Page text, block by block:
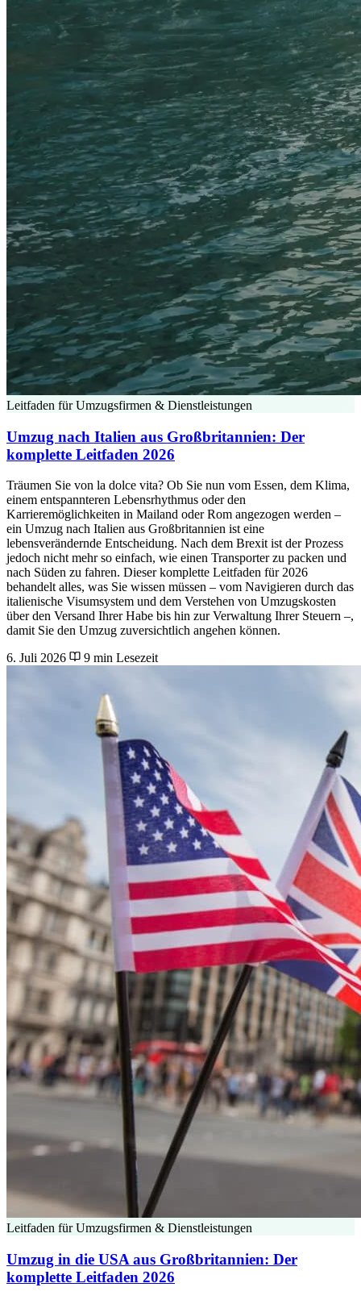
Leitfaden für Umzugsfirmen & Dienstleistungen
Umzug nach Italien aus Großbritannien: Der
komplette Leitfaden 2026
Träumen Sie von la dolce vita? Ob Sie nun vom Essen, dem Klima,
einem entspannteren Lebensrhythmus oder den
Karrieremöglichkeiten in Mailand oder Rom angezogen werden –
ein Umzug nach Italien aus Großbritannien ist eine
lebensverändernde Entscheidung. Nach dem Brexit ist der Prozess
jedoch nicht mehr so einfach, wie einen Transporter zu packen und
nach Süden zu fahren. Dieser komplette Leitfaden für 2026
behandelt alles, was Sie wissen müssen – vom Navigieren durch das
italienische Visumsystem und dem Verstehen von Umzugskosten
über den Versand Ihrer Habe bis hin zur Verwaltung Ihrer Steuern –,
damit Sie den Umzug zuversichtlich angehen können.
6. Juli 2026
9 min Lesezeit
Leitfaden für Umzugsfirmen & Dienstleistungen
Umzug in die USA aus Großbritannien: Der
komplette Leitfaden 2026